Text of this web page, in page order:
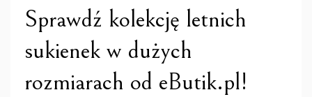
Sprawdź kolekcję letnich
sukienek w dużych
rozmiarach od eButik.pl!